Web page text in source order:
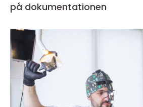
på dokumentationen